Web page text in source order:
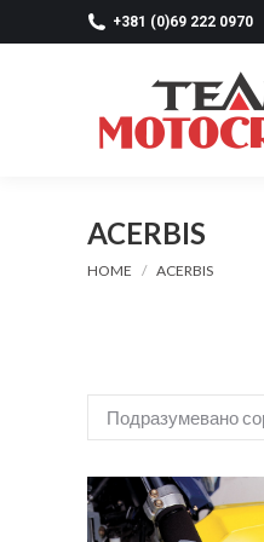
+381 (0)69 222 0970
ACERBIS
You are here:
HOME ACERBIS